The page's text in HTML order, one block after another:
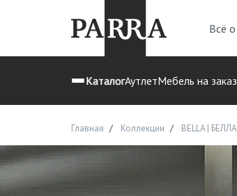
Всё
КаталогАутлетМебель на заказ
Главная Коллекции BELLA | БЕЛЛА